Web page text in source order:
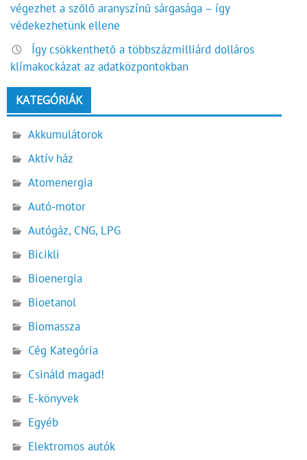
végezhet a szőlő aranyszínű sárgasága – így
védekezhetünk ellene
Így csökkenthető a többszázmilliárd dolláros
klímakockázat az adatközpontokban
KATEGÓRIÁK
Akkumulátorok
Aktív ház
Atomenergia
Autó-motor
Autógáz, CNG, LPG
Bicikli
Bioenergia
Bioetanol
Biomassza
Cég Kategória
Csináld magad!
E-könyvek
Egyéb
Elektromos autók